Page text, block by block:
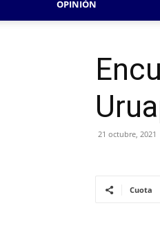
OPINIÓN
21 octubre, 2021
Cuota